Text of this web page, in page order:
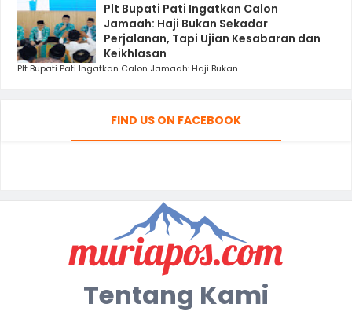
Plt Bupati Pati Ingatkan Calon
Jamaah: Haji Bukan Sekadar
Perjalanan, Tapi Ujian Kesabaran dan
Keikhlasan
Plt Bupati Pati Ingatkan Calon Jamaah: Haji Bukan...
FIND US ON FACEBOOK
Tentang Kami